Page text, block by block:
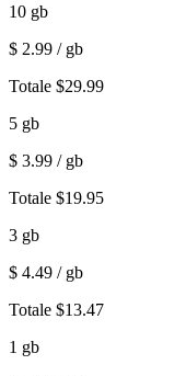
10 gb
$ 2.99 / gb
Totale $29.99
5 gb
$ 3.99 / gb
Totale $19.95
3 gb
$ 4.49 / gb
Totale $13.47
1 gb